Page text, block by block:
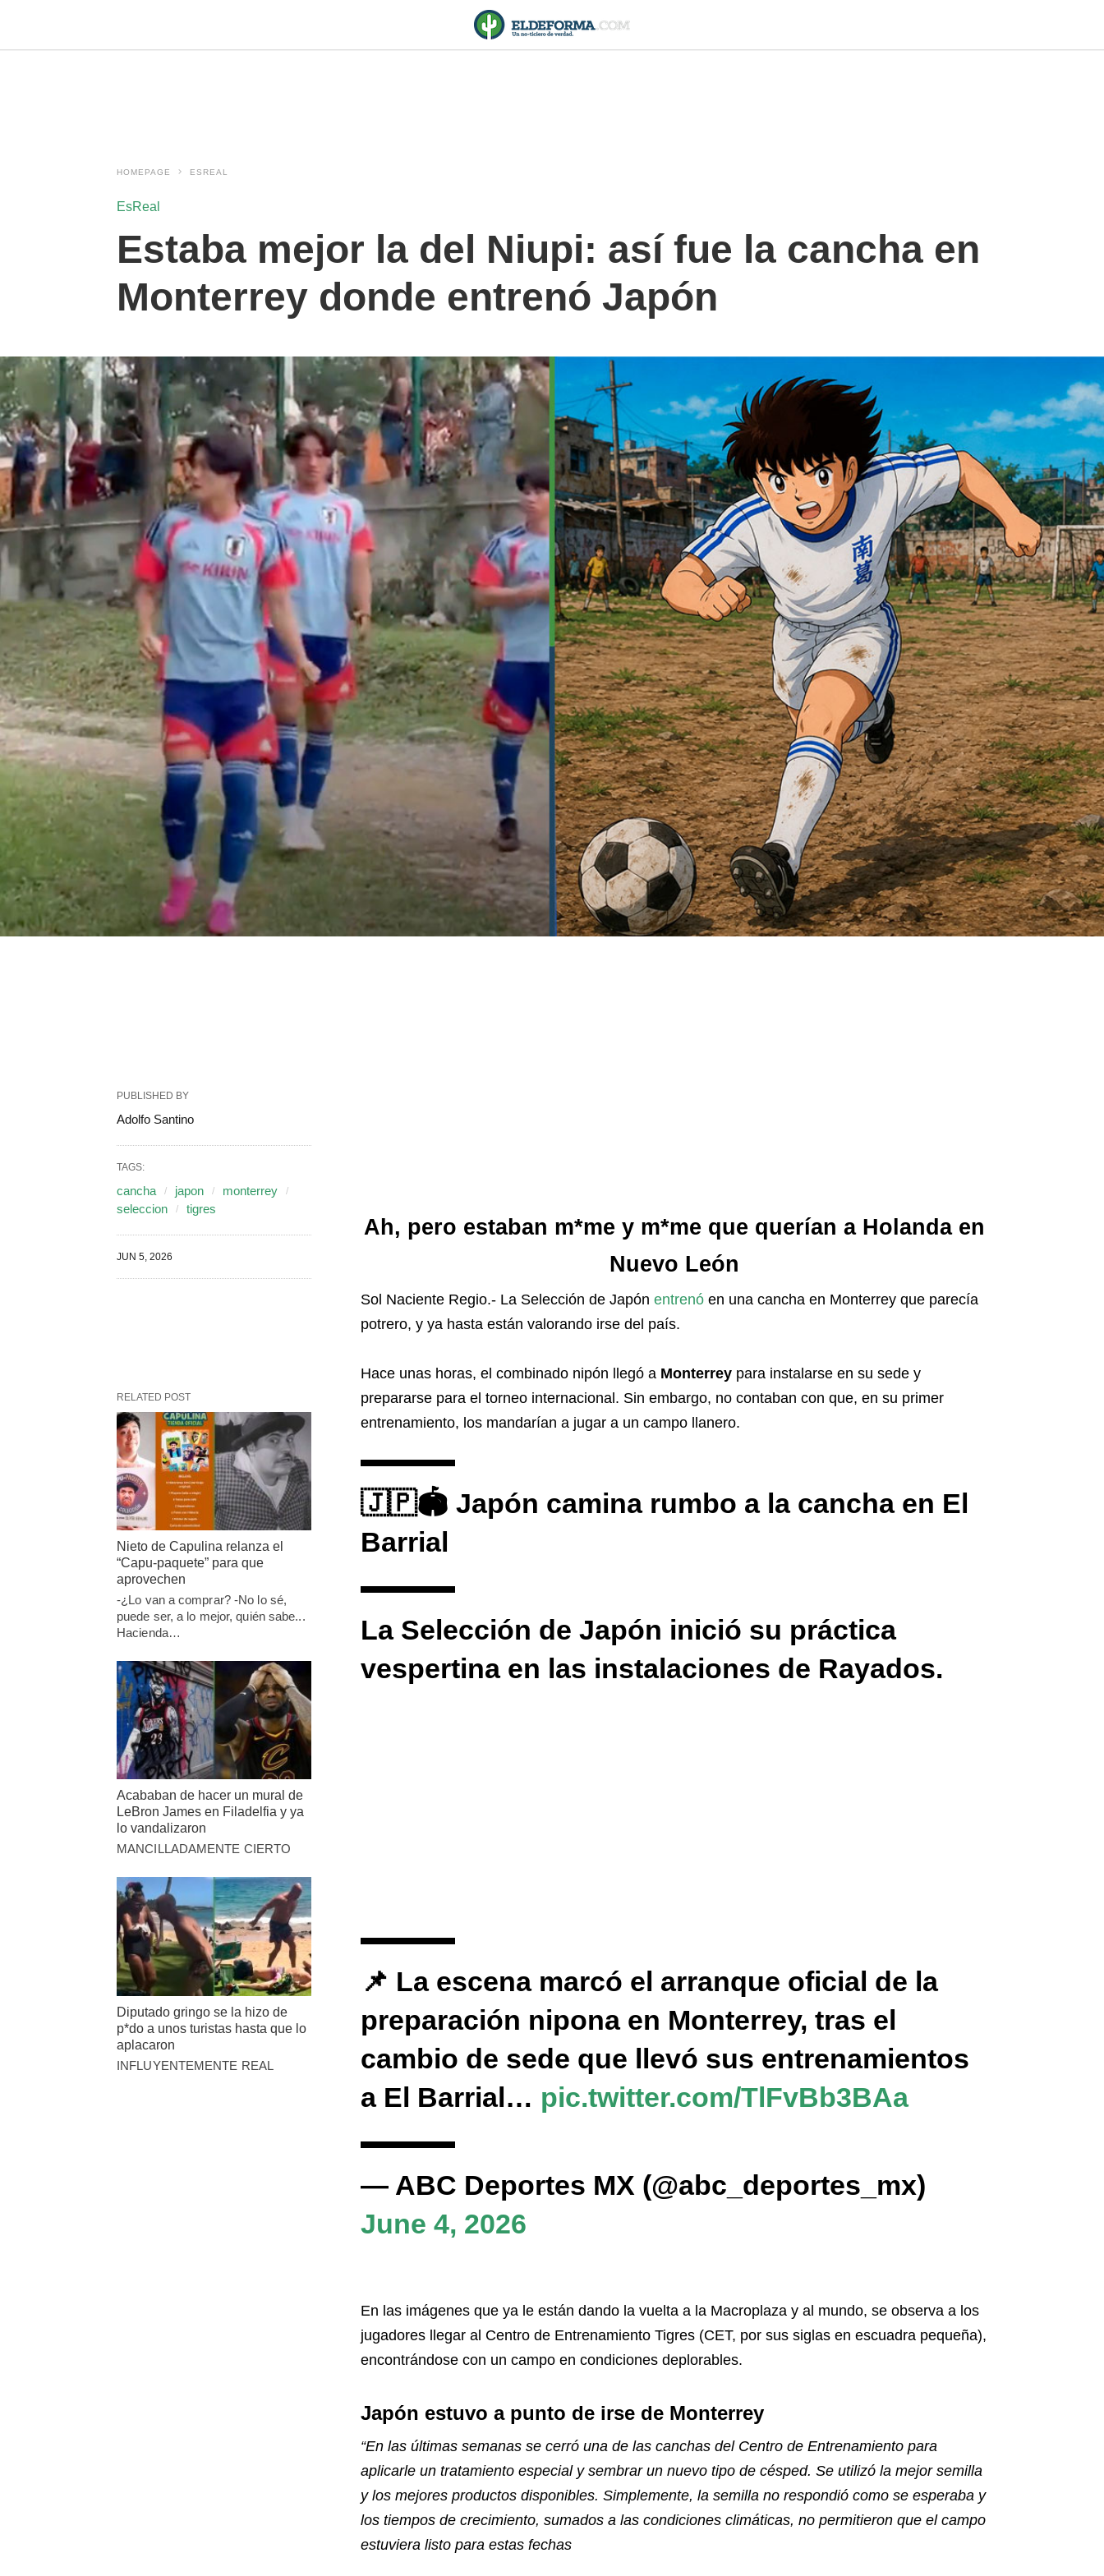
HOMEPAGE ESREAL
EsReal
Estaba mejor la del Niupi: así fue la cancha en
Monterrey donde entrenó Japón
Ah, pero estaban m*me y m*me que querían a Holanda en
Nuevo León
Sol Naciente Regio.- La Selección de Japón entrenó en una cancha en Monterrey que parecía
potrero, y ya hasta están valorando irse del país.
Hace unas horas, el combinado nipón llegó a Monterrey para instalarse en su sede y
prepararse para el torneo internacional. Sin embargo, no contaban con que, en su primer
entrenamiento, los mandarían a jugar a un campo llanero.
🇯🇵🏟️ Japón camina rumbo a la cancha en El
Barrial
La Selección de Japón inició su práctica
vespertina en las instalaciones de Rayados.
📌 La escena marcó el arranque oficial de la
preparación nipona en Monterrey, tras el
cambio de sede que llevó sus entrenamientos
a El Barrial… pic.twitter.com/TlFvBb3BAa
— ABC Deportes MX (@abc_deportes_mx)
June 4, 2026
En las imágenes que ya le están dando la vuelta a la Macroplaza y al mundo, se observa a los
jugadores llegar al Centro de Entrenamiento Tigres (CET, por sus siglas en escuadra pequeña),
encontrándose con un campo en condiciones deplorables.
Japón estuvo a punto de irse de Monterrey
“En las últimas semanas se cerró una de las canchas del Centro de Entrenamiento para
aplicarle un tratamiento especial y sembrar un nuevo tipo de césped. Se utilizó la mejor semilla
y los mejores productos disponibles. Simplemente, la semilla no respondió como se esperaba y
los tiempos de crecimiento, sumados a las condiciones climáticas, no permitieron que el campo
estuviera listo para estas fechas
PUBLISHED BY
Adolfo Santino
TAGS:
cancha japon
monterrey
seleccion
tigres
JUN 5, 2026
RELATED POST
Nieto de Capulina relanza el
“Capu-paquete” para que
aprovechen
-¿Lo van a comprar? -No lo sé,
puede ser, a lo mejor, quién sabe...
Hacienda…
Acababan de hacer un mural de
LeBron James en Filadelfia y ya
lo vandalizaron
MANCILLADAMENTE CIERTO
Diputado gringo se la hizo de
p*do a unos turistas hasta que lo
aplacaron
INFLUYENTEMENTE REAL